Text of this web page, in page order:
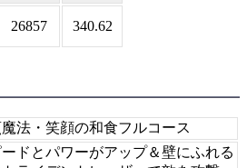
26857 340.62
法・笑顔の和食フルコース
ードとパワーがアップ＆壁にふれる